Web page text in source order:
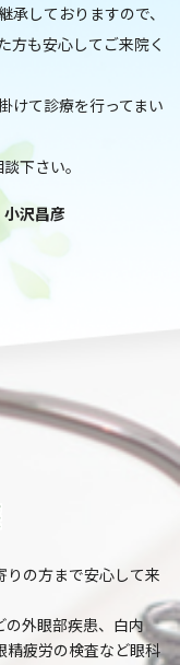
しておりますので、
方も安心してご来院く
けて診療を行ってまい
下さい。
沢昌彦
りの方まで安心して来
の外眼部疾患、白内
精疲労の検査など眼科